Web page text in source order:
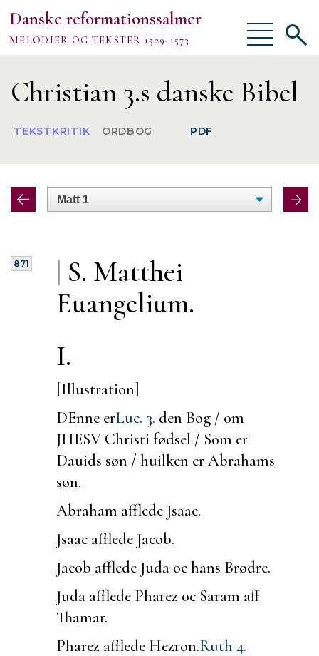
Danske reformationssalmer
MELODIER OG TEKSTER 1529-1573
Vis/skjul
menu
Om
TEKSTER
MELODIER
Vis/
Christian 3.s danske Bibel
TEKSTKRITIK ORDBOG PDF
|
871
S. Matthei
Euangelium.
I.
[Illustration]
DEnne erLuc. 3. den Bog / om
JHESV Christi fødsel / Som er
Dauids søn / huilken er Abrahams
søn.
Abraham afflede Jsaac.
Jsaac afflede Jacob.
Jacob afflede Juda oc hans Brødre.
Juda afflede Pharez oc Saram aff
Thamar.
Pharez afflede Hezron.Ruth 4.